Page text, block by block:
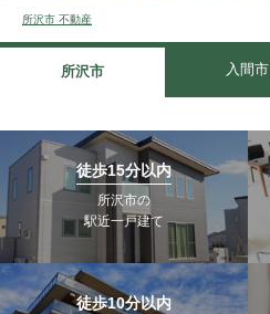
所沢市 不動産
所沢市 入間市
徒歩15分以内
所沢市の
駅近一戸建て
徒歩10分以内